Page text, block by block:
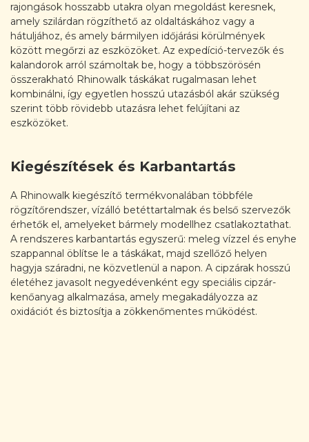
rajongások hosszabb utakra olyan megoldást keresnek,
amely szilárdan rögzíthető az oldaltáskához vagy a
hátuljához, és amely bármilyen időjárási körülmények
között megőrzi az eszközöket. Az expedíció-tervezők és
kalandorok arról számoltak be, hogy a többszörösén
összerakható Rhinowalk táskákat rugalmasan lehet
kombinálni, így egyetlen hosszú utazásból akár szükség
szerint több rövidebb utazásra lehet felújítani az
eszközöket.
Kiegészítések és Karbantartás
A Rhinowalk kiegészítő termékvonalában többféle
rögzítőrendszer, vízálló betéttartalmak és belső szervezők
érhetők el, amelyeket bármely modellhez csatlakoztathat.
A rendszeres karbantartás egyszerű: meleg vízzel és enyhe
szappannal öblítse le a táskákat, majd szellőző helyen
hagyja száradni, ne közvetlenül a napon. A cipzárak hosszú
életéhez javasolt negyedévenként egy speciális cipzár-
kenőanyag alkalmazása, amely megakadályozza az
oxidációt és biztosítja a zökkenőmentes működést.